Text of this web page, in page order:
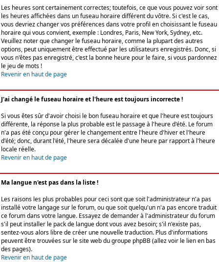
Les heures sont certainement correctes; toutefois, ce que vous pouvez voir sont
les heures affichées dans un fuseau horaire différent du vôtre. Si c'est le cas,
vous devriez changer vos préférences dans votre profil en choisissant le fuseau
horaire qui vous convient, exemple : Londres, Paris, New York, Sydney, etc.
Veuillez noter que changer le fuseau horaire, comme la plupart des autres
options, peut uniquement être effectué par les utilisateurs enregistrés. Donc, si
vous n'êtes pas enregistré, c'est la bonne heure pour le faire, si vous pardonnez
le jeu de mots !
Revenir en haut de page
J'ai changé le fuseau horaire et l'heure est toujours incorrecte !
Si vous êtes sûr d'avoir choisi le bon fuseau horaire et que l'heure est toujours
différente, la réponse la plus probable est le passage à l'heure d'été. Le forum
n'a pas été conçu pour gérer le changement entre l'heure d'hiver et l'heure
d'été; donc, durant l'été, l'heure sera décalée d'une heure par rapport à l'heure
locale réelle.
Revenir en haut de page
Ma langue n'est pas dans la liste !
Les raisons les plus probables pour ceci sont que soit l'administrateur n'a pas
installé votre langage sur le forum, ou que soit quelqu'un n'a pas encore traduit
ce forum dans votre langue. Essayez de demander à l'administrateur du forum
s'il peut installer le pack de langue dont vous avez besoin; s'il n'existe pas,
sentez-vous alors libre de créer une nouvelle traduction. Plus d'informations
peuvent être trouvées sur le site web du groupe phpBB (allez voir le lien en bas
des pages).
Revenir en haut de page